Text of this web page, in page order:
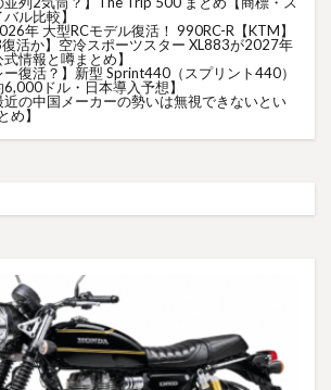
ル比較】
年 大型RCモデル復活！ 990RC-R【KTM】
復活か】空冷スポーツスター XL883が2027年
情報と噂まとめ】
ー復活？】新型 Sprint440（スプリント440）
ドル・日本導入予想】
近の中国メーカーの勢いは無視できないとい
め】